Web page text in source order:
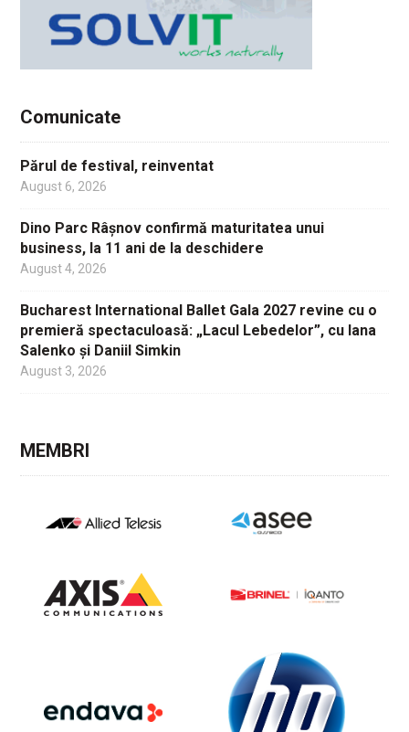
Comunicate
Părul de festival, reinventat
August 6, 2026
Dino Parc Râșnov confirmă maturitatea unui
business, la 11 ani de la deschidere
August 4, 2026
Bucharest International Ballet Gala 2027 revine cu o
premieră spectaculoasă: „Lacul Lebedelor”, cu Iana
Salenko și Daniil Simkin
August 3, 2026
MEMBRI